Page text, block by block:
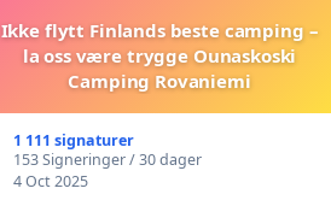
Ikke flytt Finlands beste camping –
la oss være trygge Ounaskoski
Camping Rovaniemi
1 111 signaturer
153 Signeringer / 30 dager
4 Oct 2025